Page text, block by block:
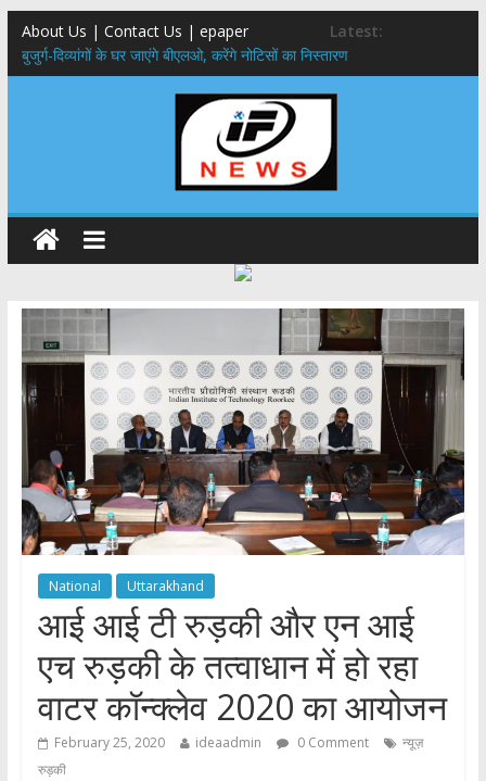
About Us | Contact Us | epaper
Latest:
बुजुर्ग-दिव्यांगों के घर जाएंगे बीएलओ, करेंगे नोटिसों का निस्तारण
24×7 अलर्ट मोड में रहें अधिकारी-मुख्य सचिव मानसून-एसईओसी से मुख्य सचिव ने
की विस्तृत समीक्षा कहा-बंद सड़कों को शीघ्र खोला जाए, लोगों को न हो दिक्कत
459 करोड़ से एचएनबी गढ़वाल विश्वविद्यालय में अनुसंधान संरचना होगी सुदृढ,उच्च
शिक्षा मंत्री धन सिंह रावत ने नवनियुक्त केन्द्रीय शिक्षा मंत्री से की मुलाकात
मुख्यमंत्री से महानिदेशक एनसीसी ने की शिष्टाचार भेंट,उत्तराखण्ड में एनसीसी के
विस्तार एवं आधुनिक आधारभूत संरचना के विकास पर हुई महत्वपूर्ण चर्चा
एमडीडीए बोर्ड बैठक, देहरादून और मसूरी के विकास के लिए 25 बड़े प्रस्तावों को मिली
हरी झंडी
National Uttarakhand
आई आई टी रुड़की और एन आई
एच रुड़की के तत्वाधान में हो रहा
वाटर कॉन्क्लेव 2020 का आयोजन
February 25, 2020 ideaadmin 0 Comment
न्यूज़
रुड़की